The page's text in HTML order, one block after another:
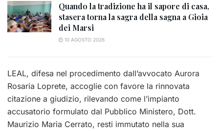
Quando la tradizione ha il sapore di casa,
stasera torna la sagra della sagna a Gioia
dei Marsi
10 AGOSTO 2026
LEAL, difesa nel procedimento dall’avvocato Aurora
Rosaria Loprete, accoglie con favore la rinnovata
citazione a giudizio, rilevando come l’impianto
accusatorio formulato dal Pubblico Ministero, Dott.
Maurizio Maria Cerrato, resti immutato nella sua